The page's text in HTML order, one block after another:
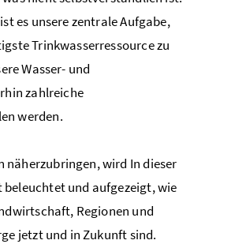
es unsere zentrale Aufgabe,
Trinkwasserressource zu
Wasser- und
zahlreiche
werden.
näherzubringen, wird In dieser
und aufgezeigt, wie
Regionen und
jetzt und in Zukunft sind.